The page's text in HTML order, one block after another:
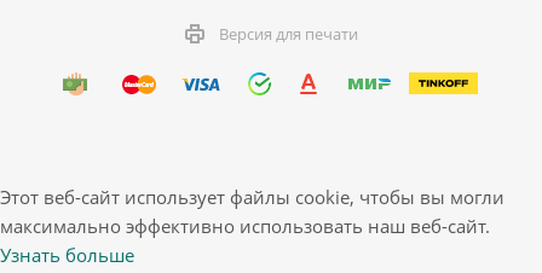
Версия для печати
Этот веб-сайт использует файлы cookie, чтобы вы могли
максимально эффективно использовать наш веб-сайт.
Узнать больше